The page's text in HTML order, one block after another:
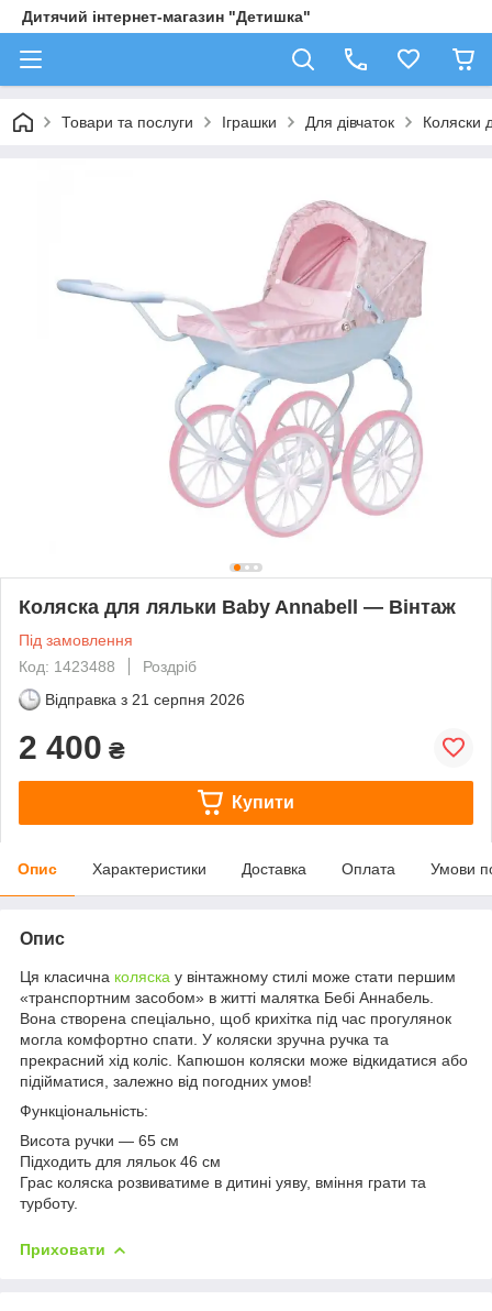
Дитячий інтернет-магазин "Детишка"
Товари та послуги Іграшки Для дівчаток Коляски
Коляска для ляльки Baby Annabell — Вінтаж
Під замовлення
Код: 1423488
Роздріб
Відправка з 21 серпня 2026
2 400 ₴
Купити
Опис Характеристики Доставка Оплата Умови
Опис
Ця класична коляска у вінтажному стилі може стати першим
«транспортним засобом» в житті малятка Бебі Аннабель.
Вона створена спеціально, щоб крихітка під час прогулянок
могла комфортно спати. У коляски зручна ручка та
прекрасний хід коліс. Капюшон коляски може відкидатися або
підійматися, залежно від погодних умов!
Функціональність:
Висота ручки — 65 см
Підходить для ляльок 46 см
Грас коляска розвиватиме в дитині уяву, вміння грати та
турботу.
Приховати